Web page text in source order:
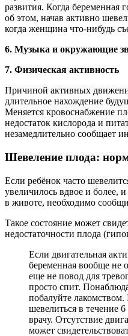
развития. Когда
об этом, начав активно
когда женщина что-нибудь
6. Музыка и окружающие
7. Физическая активность
Причиной активных
длительное нахождение
Меняется кровоснабжение
недостаток кислорода и
незамедлительно сообщает
Шевеление плода:
Если ребёнок часто
увеличилось вдвое и более,
в животе, необходимо
Такое состояние может
недостаточности плода
Если двигательная
беременная вообще не
еще не повод для
просто спит.
побалуйте
шевелиться в течение
врачу. Отсутствие
может